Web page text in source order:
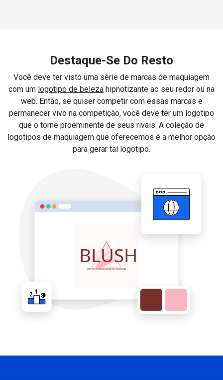
Destaque-Se Do Resto
Você deve ter visto uma série de marcas de maquiagem
com um logotipo de beleza hipnotizante ao seu redor ou na
web. Então, se quiser competir com essas marcas e
permanecer vivo na competição, você deve ter um logotipo
que o torne proeminente de seus rivais. A coleção de
logotipos de maquiagem que oferecemos é a melhor opção
para gerar tal logotipo.